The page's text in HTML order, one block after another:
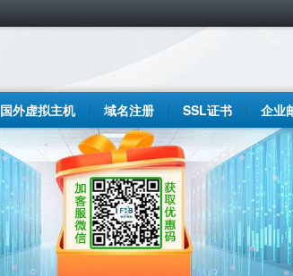
国外虚拟主机 域名注册 SSL证书 企业